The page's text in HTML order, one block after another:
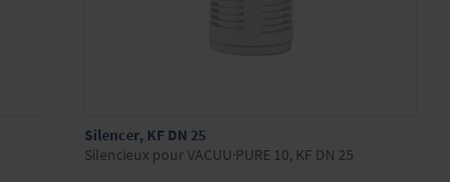
Silencer, KF DN 25
Silencieux pour VACUU·PURE 10, KF DN 25